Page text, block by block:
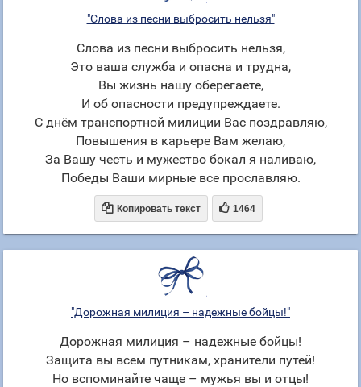
"Слова из песни выбросить нельзя"
Слова из песни выбросить нельзя,
Это ваша служба и опасна и трудна,
Вы жизнь нашу оберегаете,
И об опасности предупреждаете.
С днём транспортной милиции Вас поздравляю,
Повышения в карьере Вам желаю,
За Вашу честь и мужество бокал я наливаю,
Победы Ваши мирные все прославляю.
 Копировать текст  1464
"Дорожная милиция – надежные бойцы!"
Дорожная милиция – надежные бойцы!
Защита вы всем путникам, хранители путей!
Но вспоминайте чаще – мужья вы и отцы!